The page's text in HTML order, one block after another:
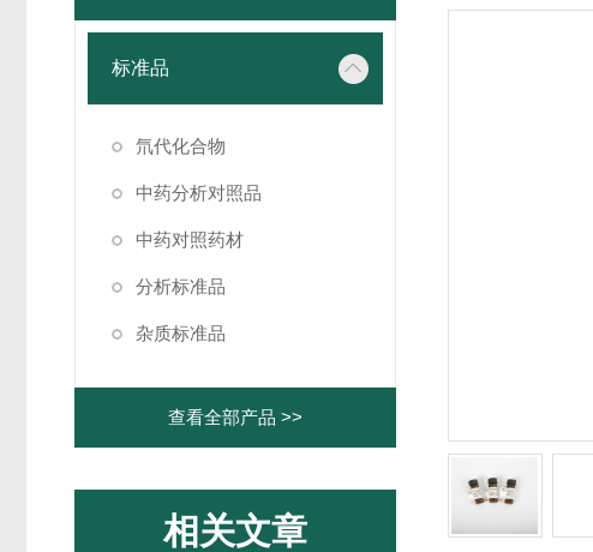
标准品
氘代化合物
中药分析对照品
中药对照药材
分析标准品
杂质标准品
查看全部产品 >>
相关文章